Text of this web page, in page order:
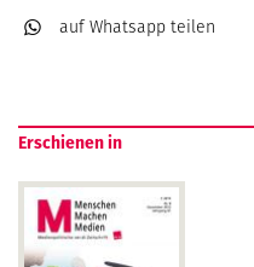
auf Whatsapp teilen
Erschienen in